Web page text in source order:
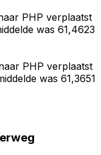
PHP verplaatst
was 61,4623
PHP verplaatst
was 61,3651